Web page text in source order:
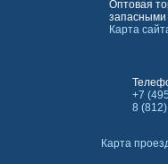
Оптовая
запасными
Карта
+7
8
Карта